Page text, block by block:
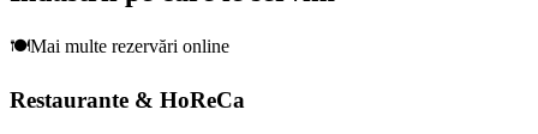
🍽️Mai multe rezervări online
Restaurante & HoReCa